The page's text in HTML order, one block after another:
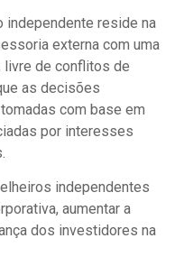
independente reside na
externa com uma
livre de conflitos de
as decisões
com base em
por interesses
independentes
aumentar a
dos investidores na